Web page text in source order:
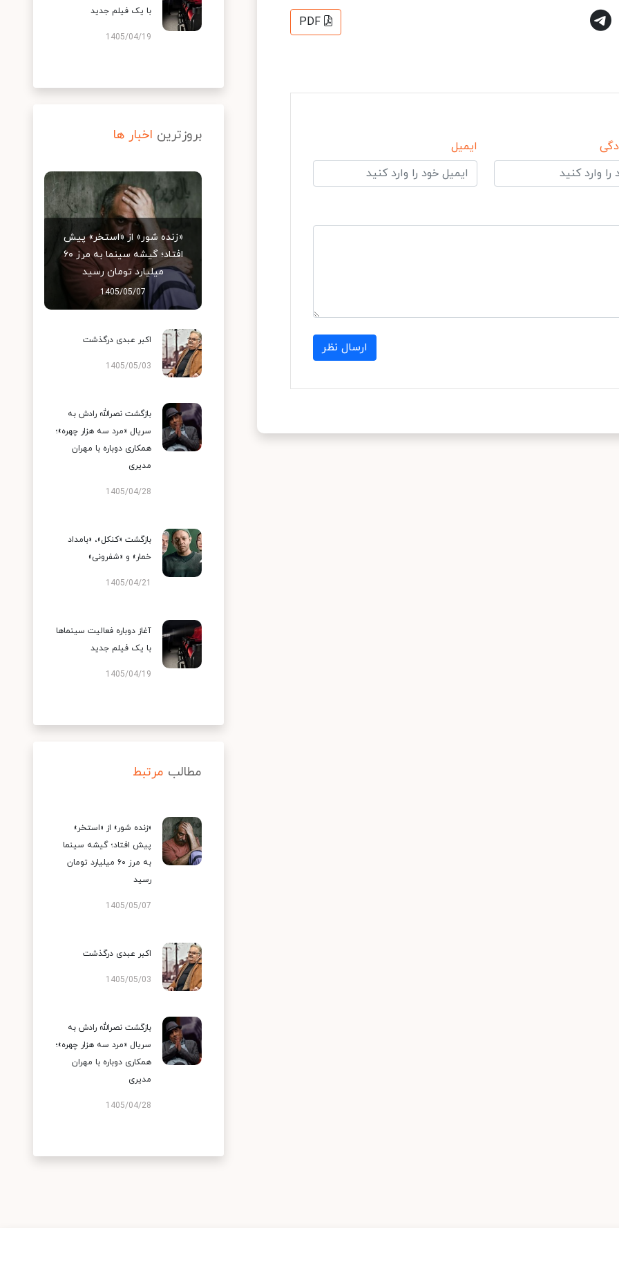
PDF
ایمیل
ارسال نظر
با یک فیلم جدید
1405/04/19
بروزترین اخبار ها
«زنده شور» از «استخر» پیش
افتاد؛ گیشه سینما به مرز ۶۰
میلیارد تومان رسید
1405/05/07
اکبر عبدی درگذشت
1405/05/03
بازگشت نصرالله رادش به
سریال «مرد سه هزار چهره»؛
همکاری دوباره با مهران
مدیری
1405/04/28
بازگشت «کنکل»، «بامداد
خمار» و «شفرونی»
1405/04/21
آغاز دوباره فعالیت سینماها
با یک فیلم جدید
1405/04/19
مطالب مرتبط
«زنده شور» از «استخر»
پیش افتاد؛ گیشه سینما
به مرز ۶۰ میلیارد تومان
رسید
1405/05/07
اکبر عبدی درگذشت
1405/05/03
بازگشت نصرالله رادش به
سریال «مرد سه هزار چهره»؛
همکاری دوباره با مهران
مدیری
1405/04/28